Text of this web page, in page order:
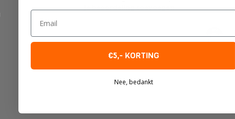
Email
€5,- KORTING
Nee, bedankt